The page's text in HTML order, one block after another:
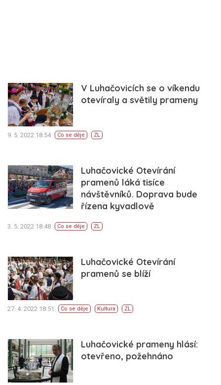
V Luhačovicích se o víkendu
otevíraly a světily prameny
9. 5. 2022 18:54 Co se děje ZL
Luhačovické Otevírání
pramenů láká tisíce
návštěvníků. Doprava bude
řízena kyvadlově
3. 5. 2022 18:48 Co se děje ZL
Luhačovické Otevírání
pramenů se blíží
27. 4. 2022 18:51 Co se děje Kultura ZL
Luhačovické prameny hlásí:
otevřeno, požehnáno